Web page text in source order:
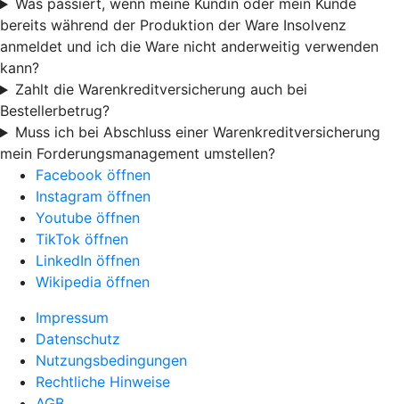
Was passiert, wenn meine Kundin oder mein Kunde
bereits während der Produktion der Ware Insolvenz
anmeldet und ich die Ware nicht anderweitig verwenden
kann?
Zahlt die Warenkreditversicherung auch bei
Bestellerbetrug?
Muss ich bei Abschluss einer Warenkreditversicherung
mein Forderungsmanagement umstellen?
Facebook öffnen
Instagram öffnen
Youtube öffnen
TikTok öffnen
LinkedIn öffnen
Wikipedia öffnen
Impressum
Datenschutz
Nutzungsbedingungen
Rechtliche Hinweise